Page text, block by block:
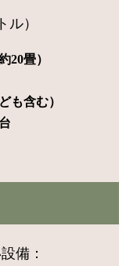
）
20畳）
も含む）
備：